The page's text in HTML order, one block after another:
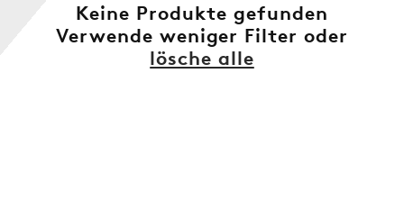
Keine Produkte gefunden
Verwende weniger Filter oder
lösche alle